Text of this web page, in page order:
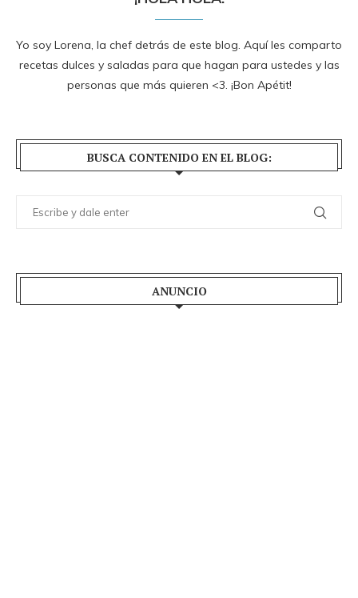
Yo soy Lorena, la chef detrás de este blog. Aquí les comparto
recetas dulces y saladas para que hagan para ustedes y las
personas que más quieren <3. ¡Bon Apétit!
BUSCA CONTENIDO EN EL BLOG:
ANUNCIO